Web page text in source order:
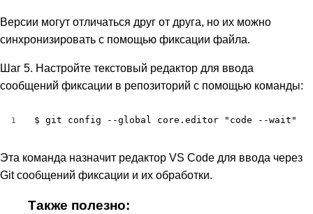
Версии могут отличаться друг от друга, но их можно
синхронизировать с помощью фиксации файла.
Шаг 5. Настройте текстовый редактор для ввода
сообщений фиксации в репозиторий с помощью команды:
1 $ git config --global core.editor "code --wait"
Эта команда назначит редактор VS Code для ввода через
Git сообщений фиксации и их обработки.
Также полезно: